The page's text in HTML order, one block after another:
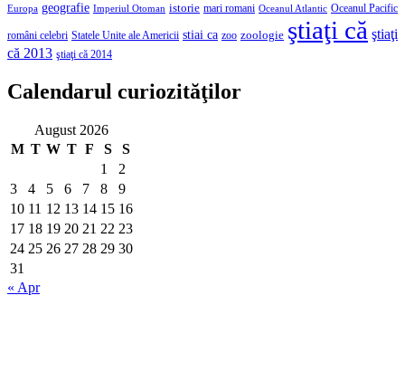
Europa geografie Imperiul Otoman istorie mari romani Oceanul Atlantic Oceanul Pacific
români celebri Statele Unite ale Americii stiai ca zoo zoologie ştiaţi că ştiaţi
că 2013 ştiaţi că 2014
Calendarul curiozităţilor
August 2026
M T W T F S
S
1
2
3
4 5 6 7 8
9
10 11 12 13 14 15 16
17 18 19 20 21 22 23
24 25 26 27 28 29 30
31
« Apr